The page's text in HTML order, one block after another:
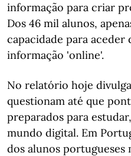
informação para criar
Dos 46 mil alunos,
capacidade para
informação 'online'.
No relatório hoje
questionam até que
preparados para
mundo digital. Em
dos alunos portugueses